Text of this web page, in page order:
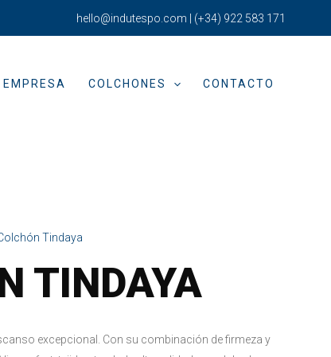
hello@indutespo.com | (+34) 922 583 171
EMPRESA COLCHONES CONTACTO
Tindaya
TINDAYA
excepcional. Con su combinación de firmeza y